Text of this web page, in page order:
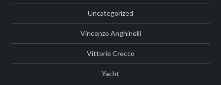
Uncategorized
Vincenzo Anghinelli
Vittorio Crecco
Yacht